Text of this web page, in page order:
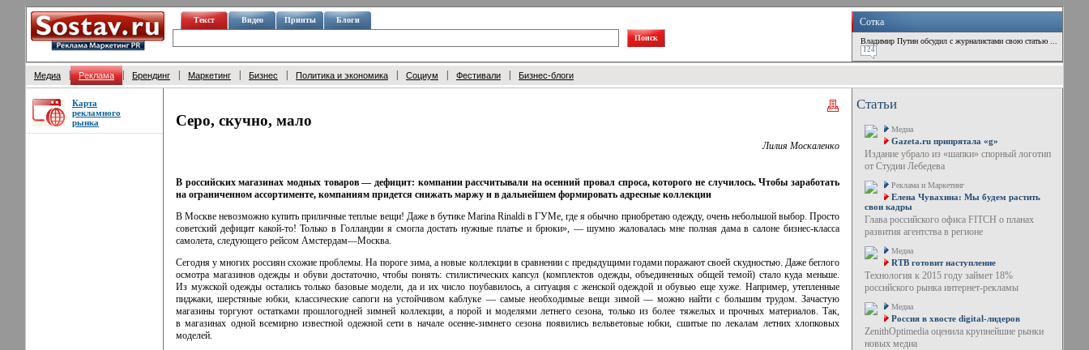
Текст Видео Принты Блоги Сотка
Владимир Путин обсудил с журналистами свою статью ...
124
Медиа Реклама Брендинг Маркетинг Бизнес Политика и экономика Социум Фестивали Бизнес-блоги
Карта
рекламного
рынка
Серо, скучно, мало
Лилия Москаленко
В российских магазинах модных товаров — дефицит: компании рассчитывали на осенний провал спроса, которого не случилось. Чтобы заработать
на ограниченном ассортименте, компаниям придется снижать маржу и в дальнейшем формировать адресные коллекции
В Москве невозможно купить приличные теплые вещи! Даже в бутике Marina Rinaldi в ГУМе, где я обычно приобретаю одежду, очень небольшой выбор. Просто
советский дефицит какой-то! Только в Голландии я смогла достать нужные платье и брюки», — шумно жаловалась мне полная дама в салонебизнес-класса
самолета, следующего рейсом Амстердам—Москва.
Сегодня у многих россиян схожие проблемы. На пороге зима, а новые коллекции в сравнении с предыдущими годами поражают своей скудностью. Даже беглого
осмотра магазинов одежды и обуви достаточно, чтобы понять: стилистических капсул (комплектов одежды, объединенных общей темой) стало куда меньше.
Из мужской одежды остались только базовые модели, да и их число поубавилось, а ситуация с женской одеждой и обувью еще хуже. Например, утепленные
пиджаки, шерстяные юбки, классические сапоги на устойчивом каблуке — самые необходимые вещи зимой — можно найти с большим трудом. Зачастую
магазины торгуют остатками прошлогодней зимней коллекции, а порой и моделями летнего сезона, только из более тяжелых и прочных материалов. Так,
в магазинах одной всемирно известной одежной сети в начале осенне-зимнего сезона появились вельветовые юбки, сшитые по лекалам летних хлопковых
моделей.
Статьи
Медиа
Gazeta.ru припрятала «g»
Издание убрало из «шапки» спорный логотип
от Студии Лебедева
Реклама и Маркетинг
Елена Чувахина: Мы будем растить
свои кадры
Глава российского офиса FITCH о планах
развития агентства в регионе
Медиа
RTB готовит наступление
Технология к 2015 году займет 18%
российского рынка интернет-рекламы
Медиа
Россия в хвосте digital-лидеров
ZenithOptimedia оценила крупнейшие рынки
новых медиа